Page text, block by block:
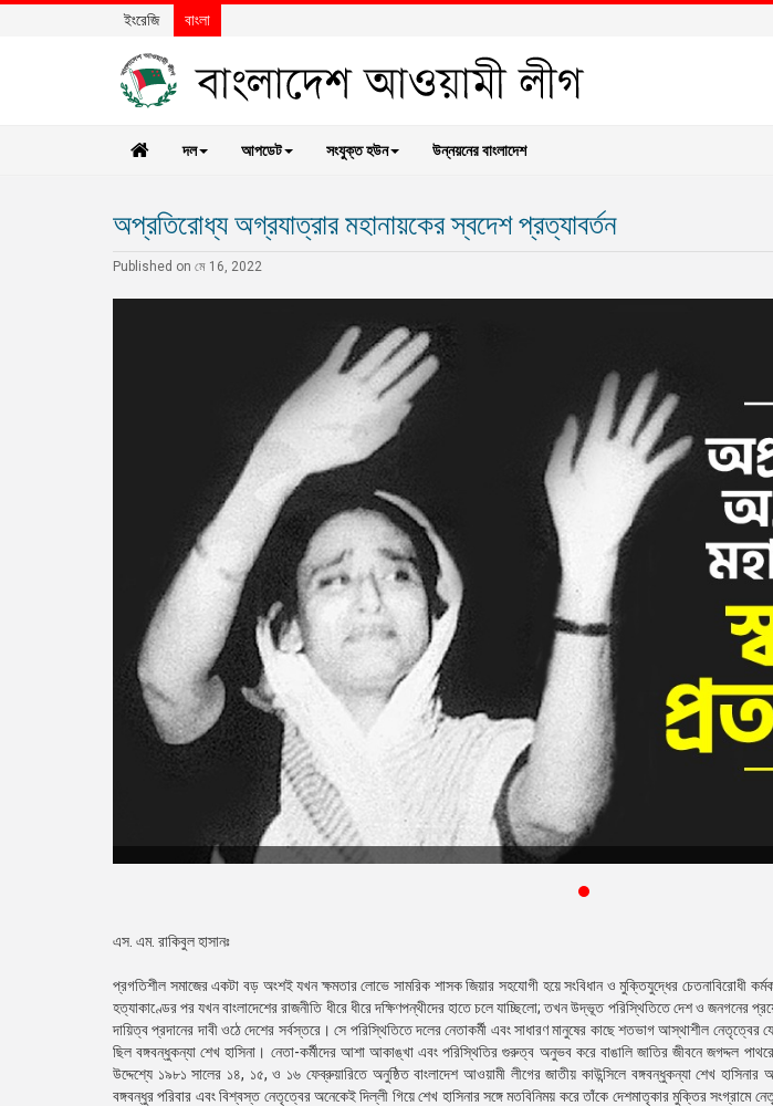
ইংরেজি বাংলা
দল আপডেট সংযুক্ত হউন উন্নয়নের বাংলাদেশ
অপ্রতিরোধ্য অগ্রযাত্রার মহানায়কের স্বদেশ প্রত্যাবর্তন
Published on মে 16, 2022
এস. এম. রাকিবুল হাসানঃ
প্রগতিশীল সমাজের একটা বড় অংশই যখন ক্ষমতার লোভে সামরিক শাসক জিয়ার সহযোগী হয়ে সংবিধান ও মুক্তিযুদ্ধের চেতনাবিরোধী
হত্যাকাণ্ডের পর যখন বাংলাদেশের রাজনীতি ধীরে ধীরে দক্ষিণপন্থীদের হাতে চলে যাচ্ছিলো; তখন উদ্ভূত পরিস্থিতিতে দেশ ও জনগনের
দায়িত্ব প্রদানের দাবী ওঠে দেশের সর্বস্তরে। সে পরিস্থিতিতে দলের নেতাকর্মী এবং সাধারণ মানুষের কাছে শতভাগ আস্থাশীল নেতৃত্বের
ছিল বঙ্গবন্ধুকন্যা শেখ হাসিনা। নেতা-কর্মীদের আশা আকাঙ্খা এবং পরিস্থিতির গুরুত্ব অনুভব করে বাঙালি জাতির জীবনে জগদ্দল
উদ্দেশ্যে ১৯৮১ সালের ১৪, ১৫, ও ১৬ ফেব্রুয়ারিতে অনুষ্ঠিত বাংলাদেশ আওয়ামী লীগের জাতীয় কাউন্সিলে বঙ্গবন্ধুকন্যা শেখ হাসিনার
বঙ্গবন্ধুর পরিবার এবং বিশ্বস্ত নেতৃত্বের অনেকেই দিল্লী গিয়ে শেখ হাসিনার সঙ্গে মতবিনিময় করে তাঁকে দেশমাতৃকার মুক্তির সংগ্রামে